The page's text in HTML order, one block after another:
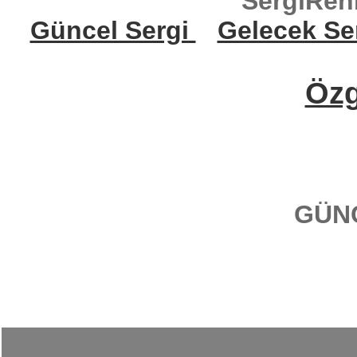
Güncel Sergi
Gelecek